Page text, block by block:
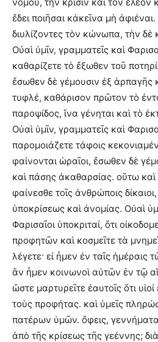
ἔδει ποιῆσαι κἀκεῖνα μὴ
διυλίζοντες τὸν κώνωπα, τὴν δὲ
Οὐαὶ ὑμῖν, γραμματεῖς καὶ
καθαρίζετε τὸ ἔξωθεν τοῦ
ἔσωθεν δὲ γέμουσιν ἐξ ἁρπαγῆς
τυφλέ, καθάρισον πρῶτον τὸ
παροψίδος, ἵνα γένηται καὶ τὸ
Οὐαὶ ὑμῖν, γραμματεῖς καὶ
παρομοιάζετε τάφοις
φαίνονται ὡραῖοι, ἔσωθεν δὲ
καὶ πάσης ἀκαθαρσίας. οὕτω καὶ
φαίνεσθε τοῖς ἀνθρώποις
ὑποκρίσεως καὶ ἀνομίας. Οὐαὶ
Φαρισαῖοι ὑποκριταί, ὅτι
προφητῶν καὶ κοσμεῖτε τὰ
λέγετε· εἰ ἦμεν ἐν ταῖς
ἂν ἦμεν κοινωνοὶ αὐτῶν ἐν τῷ
ὥστε μαρτυρεῖτε ἑαυτοῖς ὅτι
τοὺς προφήτας. καὶ ὑμεῖς
πατέρων ὑμῶν. ὄφεις,
ἀπὸ τῆς κρίσεως τῆς γεέννης;